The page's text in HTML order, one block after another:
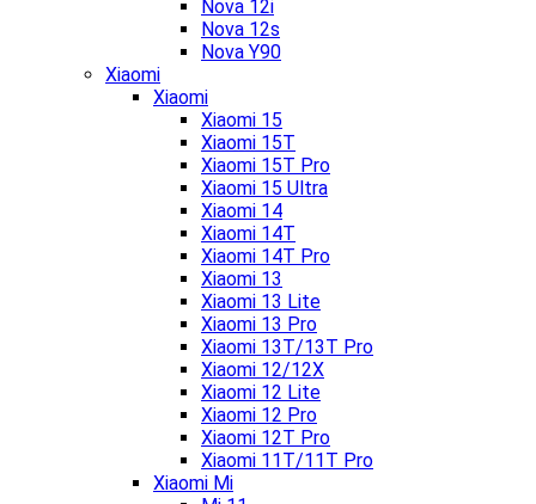
Nova 12i
Nova 12s
Nova Y90
Xiaomi
Xiaomi
Xiaomi 15
Xiaomi 15T
Xiaomi 15T Pro
Xiaomi 15 Ultra
Xiaomi 14
Xiaomi 14T
Xiaomi 14T Pro
Xiaomi 13
Xiaomi 13 Lite
Xiaomi 13 Pro
Xiaomi 13T/13T Pro
Xiaomi 12/12X
Xiaomi 12 Lite
Xiaomi 12 Pro
Xiaomi 12T Pro
Xiaomi 11T/11T Pro
Xiaomi Mi